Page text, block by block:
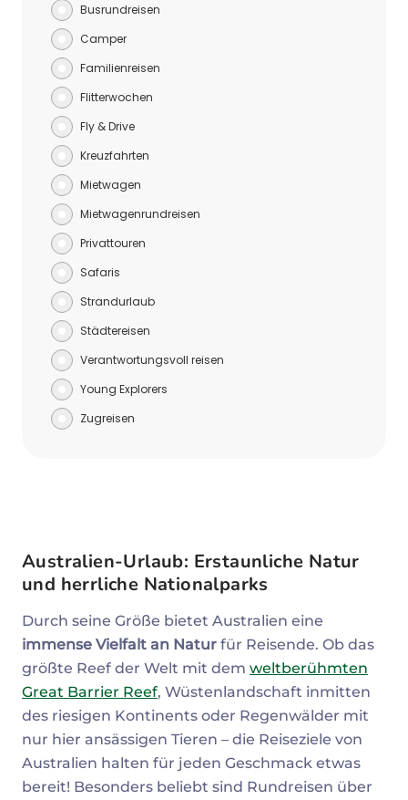
Busrundreisen
Camper
Familienreisen
Flitterwochen
Fly & Drive
Kreuzfahrten
Mietwagen
Mietwagenrundreisen
Privattouren
Safaris
Strandurlaub
Städtereisen
Verantwortungsvoll reisen
Young Explorers
Zugreisen
Australien-Urlaub: Erstaunliche Natur
und herrliche Nationalparks
Durch seine Größe bietet Australien eine
immense Vielfalt an Natur für Reisende. Ob das
größte Reef der Welt mit dem weltberühmten
Great Barrier Reef, Wüstenlandschaft inmitten
des riesigen Kontinents oder Regenwälder mit
nur hier ansässigen Tieren – die Reiseziele von
Australien halten für jeden Geschmack etwas
bereit! Besonders beliebt sind Rundreisen über